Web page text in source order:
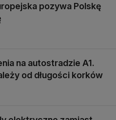
pozywa Polskę
na autostradzie A1.
od długości korków